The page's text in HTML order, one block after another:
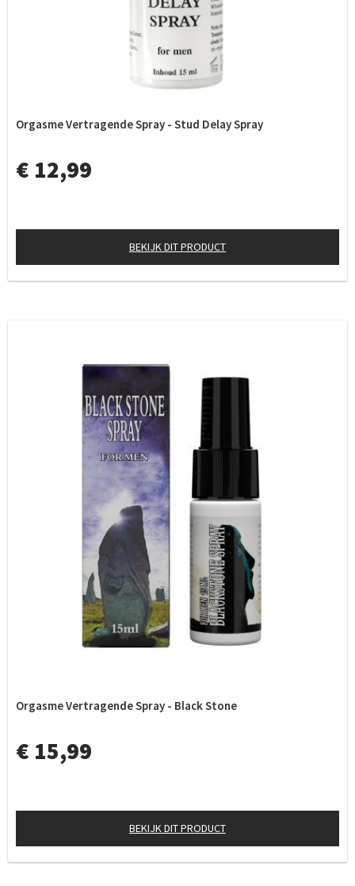
Orgasme Vertragende Spray - Stud Delay Spray
€ 12,99
BEKIJK DIT PRODUCT
Orgasme Vertragende Spray - Black Stone
€ 15,99
BEKIJK DIT PRODUCT